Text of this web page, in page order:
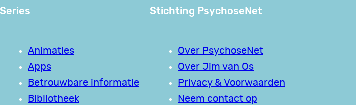
Series
Animaties
Apps
Betrouwbare informatie
Bibliotheek
Stichting PsychoseNet
Over PsychoseNet
Over Jim van Os
Privacy & Voorwaarden
Neem contact op